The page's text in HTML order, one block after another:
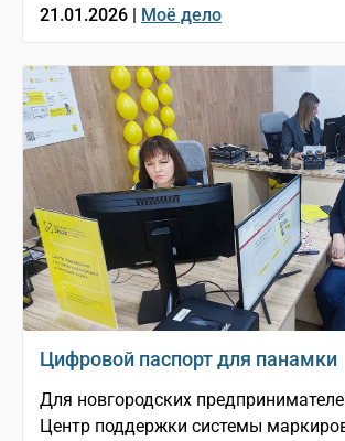
21.01.2026 | Моё дело
Цифровой паспорт для панамки
Для новгородских
Центр поддержки системы